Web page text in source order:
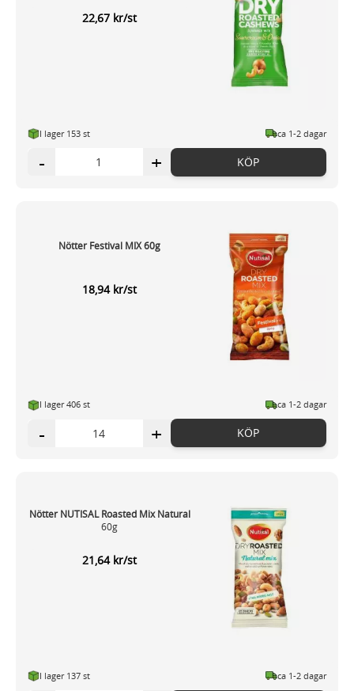
22,67 kr/st
I lager 153 st ca 1-2 dagar
- + KÖP
Nötter Festival MIX 60g
18,94 kr/st
I lager 406 st ca 1-2 dagar
- + KÖP
Nötter NUTISAL Roasted Mix Natural
60g
21,64 kr/st
I lager 137 st ca 1-2 dagar